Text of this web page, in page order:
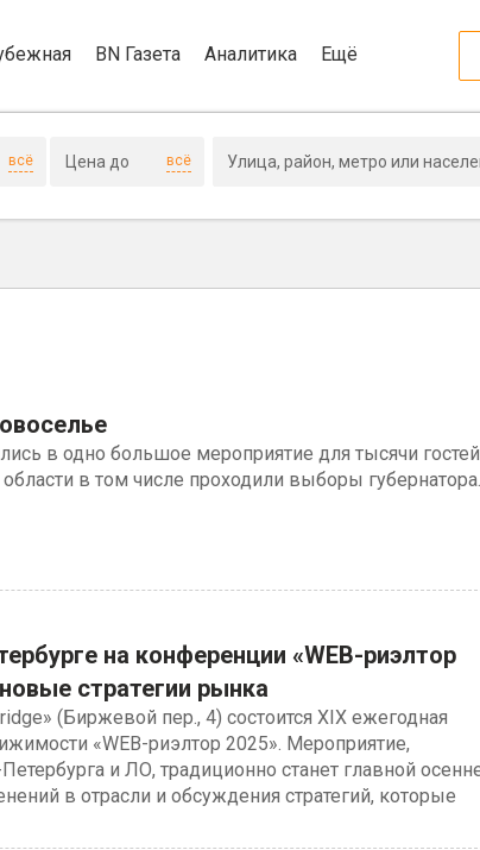
BN Газета Аналитика Ещё
всё всё
в одно большое мероприятие для тысячи
в том числе проходили выборы губернатора.
на конференции «WEB-риэлтор
стратегии рынка
(Биржевой пер., 4) состоится XIX ежегодная
«WEB-риэлтор 2025». Мероприятие,
и ЛО, традиционно станет главной
в отрасли и обсуждения стратегий, которые